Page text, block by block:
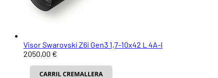
Visor Swarovski Z6i Gen3 1,7-10x42 L 4A-I
2050,00 €